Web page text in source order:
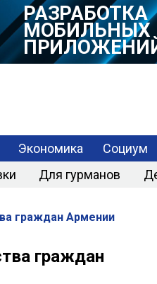
РАЗРАБОТКА
МОБИЛЬНЫХ
Экономика Социум
Для гурманов
граждан Армении
граждан